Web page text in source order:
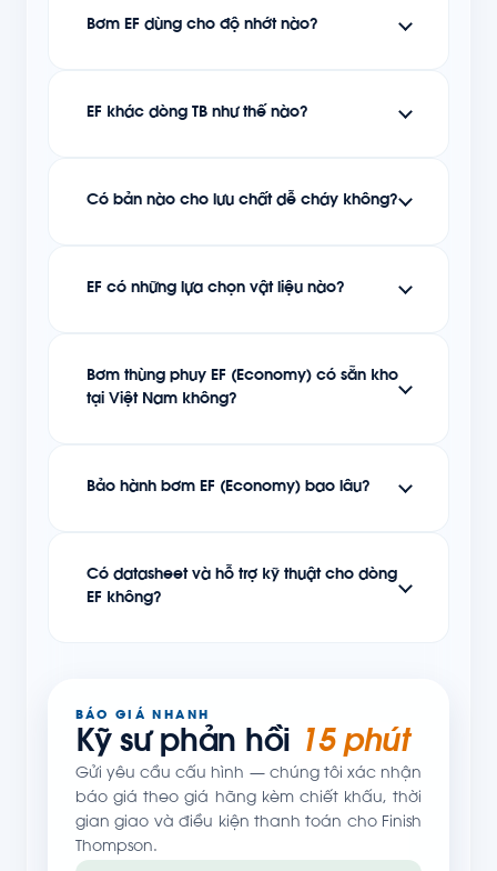
Bơm EF dùng cho độ nhớt nào?
EF khác dòng TB như thế nào?
Có bản nào cho lưu chất dễ cháy không?
EF có những lựa chọn vật liệu nào?
Bơm thùng phuy EF (Economy) có sẵn kho
tại Việt Nam không?
Bảo hành bơm EF (Economy) bao lâu?
Có datasheet và hỗ trợ kỹ thuật cho dòng
EF không?
BÁO GIÁ NHANH
Kỹ sư phản hồi 15 phút
Gửi yêu cầu cấu hình — chúng tôi xác nhận
báo giá theo giá hãng kèm chiết khấu, thời
gian giao và điều kiện thanh toán cho Finish
Thompson.